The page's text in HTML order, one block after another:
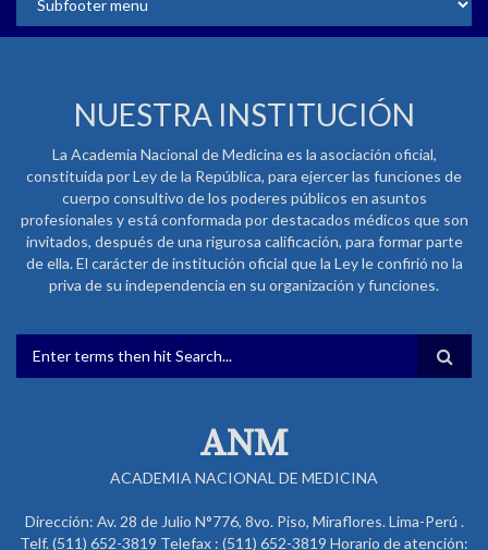
NUESTRA INSTITUCIÓN
La Academia Nacional de Medicina es la asociación oficial,
constituida por Ley de la República, para ejercer las funciones de
cuerpo consultivo de los poderes públicos en asuntos
profesionales y está conformada por destacados médicos que son
invitados, después de una rigurosa calificación, para formar parte
de ella. El carácter de institución oficial que la Ley le confirió no la
priva de su independencia en su organización y funciones.
FORMULARIO DE BÚSQUEDA
ANM
ACADEMIA NACIONAL DE MEDICINA
Dirección: Av. 28 de Julio N°776, 8vo. Piso, Miraflores. Lima-Perú .
Telf. (511) 652-3819 Telefax : (511) 652-3819 Horario de atención: